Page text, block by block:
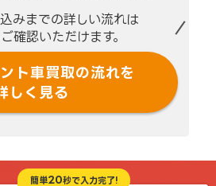
みまでの詳しい流れは
確認いただけます。
ト車買取の流れを
しく見る
簡単20秒で入力完了!